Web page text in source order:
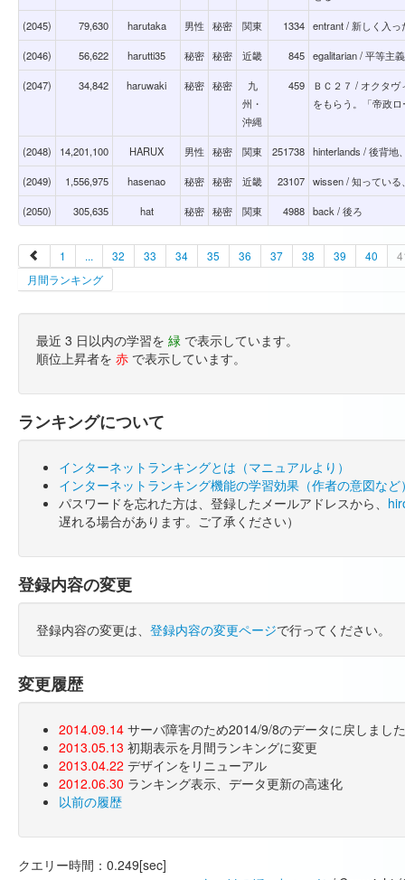
(2045) 79,630 harutaka 男性 秘密 関東 1334 entrant / 新しく入っ
(2046) 56,622 harutti35 秘密 秘密 近畿 845 egalitarian / 平等主
(2047) 34,842 haruwaki 秘密 秘密
九
州・
沖縄
459
ＢＣ２７ / オクタ
をもらう。「帝政
(2048) 14,201,100 HARUX 男性 秘密 関東 251738 hinterlands / 後背地
(2049) 1,556,975 hasenao 秘密 秘密 近畿 23107 wissen / 知ってい
(2050) 305,635 hat 秘密 秘密 関東 4988 back / 後ろ
1 ... 32 33 34 35 36 37 38 39 40
月間ランキング
最近 3 日以内の学習を 緑 で表示しています。
順位上昇者を 赤 で表示しています。
ランキングについて
インターネットランキングとは（マニュアルより）
インターネットランキング機能の学習効果（作者の意図など
パスワードを忘れた方は、登録したメールアドレスから、
遅れる場合があります。ご了承ください）
登録内容の変更
登録内容の変更は、 登録内容の変更ページで行ってください。
変更履歴
2014.09.14 サーバ障害のため2014/9/8のデータに戻しまし
2013.05.13 初期表示を月間ランキングに変更
2013.04.22 デザインをリニューアル
2012.06.30 ランキング表示、データ更新の高速化
以前の履歴
クエリー時間：0.249[sec]